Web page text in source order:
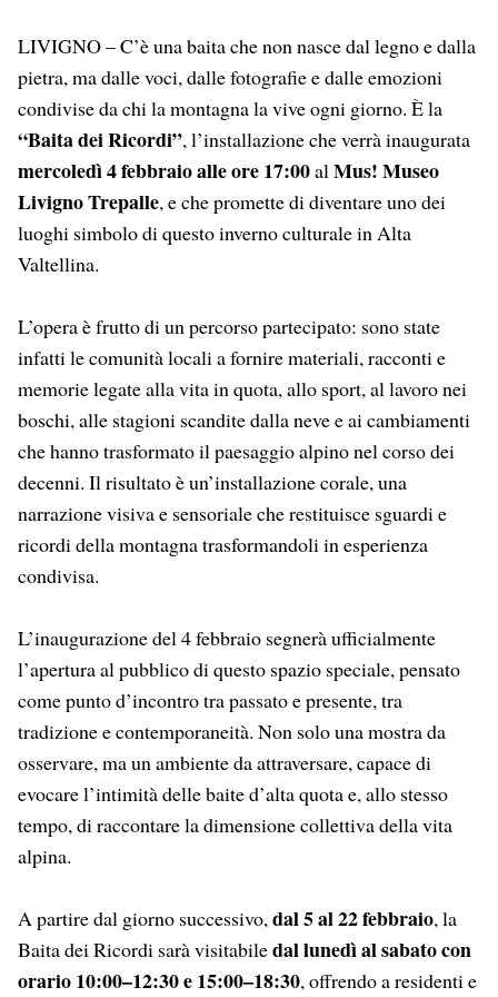
LIVIGNO – C’è una baita che non nasce dal legno e dalla
pietra, ma dalle voci, dalle fotografie e dalle emozioni
condivise da chi la montagna la vive ogni giorno. È la
“Baita dei Ricordi”, l’installazione che verrà inaugurata
mercoledì 4 febbraio alle ore 17:00al Mus! Museo
Livigno Trepalle, e che promette di diventare uno dei
luoghi simbolo di questo inverno culturale in Alta
Valtellina.
L’opera è frutto di un percorso partecipato: sono state
infatti le comunità locali a fornire materiali, racconti e
memorie legate alla vita in quota, allo sport, al lavoro nei
boschi, alle stagioni scandite dalla neve e ai cambiamenti
che hanno trasformato il paesaggio alpino nel corso dei
decenni. Il risultato è un’installazione corale, una
narrazione visiva e sensoriale che restituisce sguardi e
ricordi della montagna trasformandoli in esperienza
condivisa.
L’inaugurazione del 4 febbraio segnerà ufficialmente
l’apertura al pubblico di questo spazio speciale, pensato
come punto d’incontro tra passato e presente, tra
tradizione e contemporaneità. Non solo una mostra da
osservare, ma un ambiente da attraversare, capace di
evocare l’intimità delle baite d’alta quota e, allo stesso
tempo, di raccontare la dimensione collettiva della vita
alpina.
A partire dal giorno successivo, dal 5 al 22 febbraio, la
Baita dei Ricordi sarà visitabiledal lunedì al sabato con
orario 10:00–12:30 e 15:00–18:30, offrendo a residenti e